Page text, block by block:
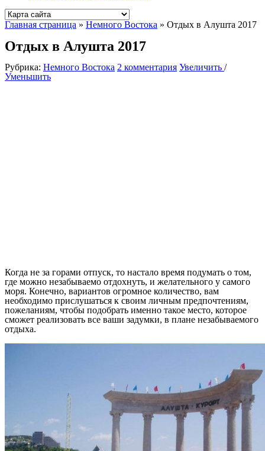
Главная страница » Немного Востока » Отдых в Алушта 2017
Отдых в Алушта 2017
Рубрика: Немного Востока 2 комментария Увеличить /
Уменьшить
Когда не за горами отпуск, то настало время подумать о том,
где можно незабываемо отдохнуть, и желательного у самого
моря. Конечно, вариантов огромное количество, вам
необходимо прислушаться к своим личным предпочтениям,
пожеланиям, чтобы подобрать именно такое место, которое
сможет реализовать все ваши задумки, в плане незабываемого
отдыха.